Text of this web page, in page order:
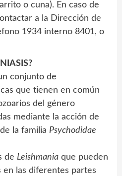
o cuna). En caso de
a la Dirección de
1934 interno 8401, o
conjunto de
que tienen en común
del género
mediante la acción de
la familia Psychodidae
de Leishmania que pueden
en las diferentes partes